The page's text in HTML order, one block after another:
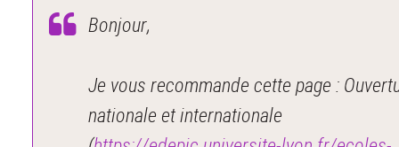
Bonjour,
Je vous recommande cette page :
nationale et internationale